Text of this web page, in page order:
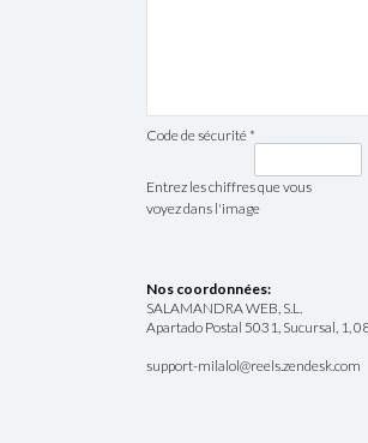
Code de sécurité *
Entrez les chiffres que vous
voyez dans l'image
Nos coordonnées:
SALAMANDRA WEB, S.L.
Apartado Postal 5031, Sucursal, 1,
support-milalol@reels.zendesk.com